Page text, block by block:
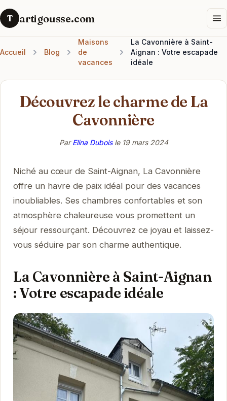
T artigousse.com
Accueil Blog
Maisons
de
vacances
La Cavonnière à Saint-
Aignan : Votre escapade
idéale
Découvrez le charme de La
Cavonnière
ParElina Duboisle 19 mars 2024
Niché au cœur de Saint-Aignan, La Cavonnière
offre un havre de paix idéal pour des vacances
inoubliables. Ses chambres confortables et son
atmosphère chaleureuse vous promettent un
séjour ressourçant. Découvrez ce joyau et laissez-
vous séduire par son charme authentique.
La Cavonnière à Saint-Aignan
: Votre escapade idéale